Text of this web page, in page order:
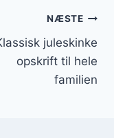
NÆSTE
juleskinke
opskrift til hele
familien